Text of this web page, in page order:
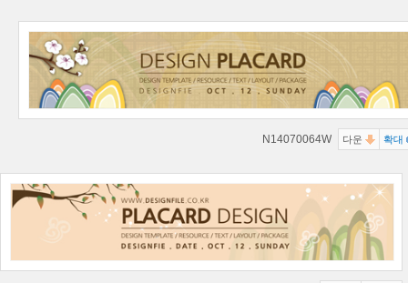
N14070064W 다운 확대